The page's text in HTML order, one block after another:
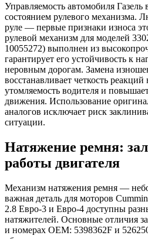
Управляемость автомобиля Газель
состоянием рулевого механизма.
руле — первые признаки износа
рулевой механизм для моделей
10055272) выполнен из
гарантирует его устойчивость к
неровным дорогам. Замена
восстанавливает четкость
утомляемость водителя и
движения. Использование
аналогов исключает риск
ситуации.
Натяжение ремня:
работы двигателя
Механизм натяжения ремня —
важная деталь для моторов
2.8 Евро-3 и Евро-4 доступны
натяжителей. Основные отличия
и номерах OEM: 5398362F и